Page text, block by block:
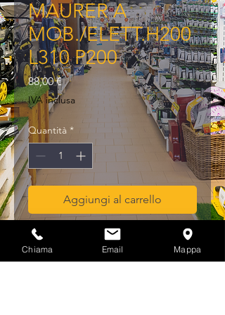
MAURER A
MOB./ELETT.H200
L310 P200
88,00 €Prezzo
IVA inclusa
Quantità *
Aggiungi al carrello
CASSAFORTE MAURER A
MOB./ELETT.H200 L310 P200
Chiama Email Mappa